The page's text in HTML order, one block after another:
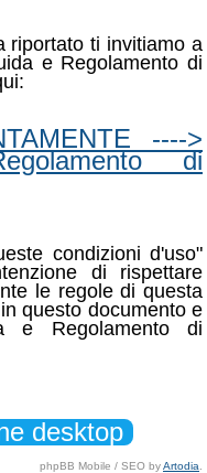
riportato ti invitiamo a
e Regolamento di
---->
di
condizioni d'uso"
di rispettare
le regole di questa
questo documento e
e Regolamento di
desktop
phpBB Mobile / SEO byArtodia